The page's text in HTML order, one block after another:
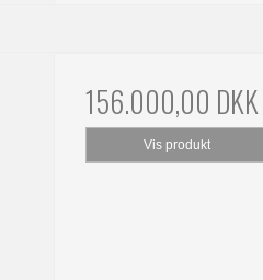
156.000,00 DKK
Vis produkt